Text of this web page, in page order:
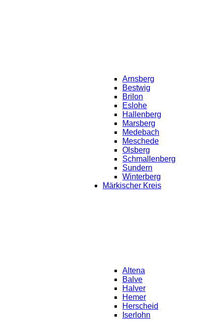
Arnsberg
Bestwig
Brilon
Eslohe
Hallenberg
Marsberg
Medebach
Meschede
Olsberg
Schmallenberg
Sundern
Winterberg
Märkischer Kreis
Altena
Balve
Halver
Hemer
Herscheid
Iserlohn